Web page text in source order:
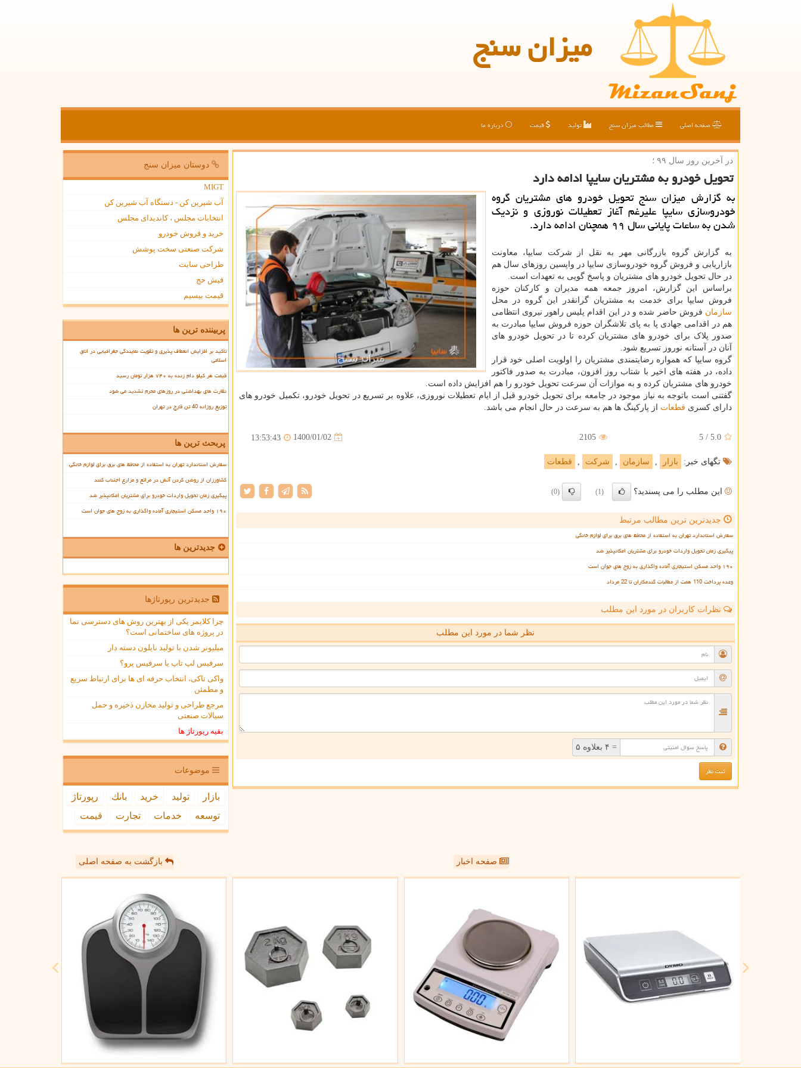
میزان سنج
صفحه اصلی مطالب میزان سنج تولید قیمت درباره ما
در آخرین روز سال ۹۹ ؛
تحویل خودرو به مشتریان سایپا ادامه دارد
به گزارش میزان سنج تحویل خودرو های مشتریان گروه
خودروسازی سایپا علیرغم آغاز تعطیلات نوروزی و نزدیک
شدن به ساعات پایانی سال ۹۹ همچنان ادامه دارد.
به گزارش گروه بازرگانی مهر به نقل از شرکت سایپا، معاونت
بازاریابی و فروش گروه خودروسازی سایپا در واپسین روزهای سال هم
در حال تحویل خودرو های مشتریان و پاسخ گویی به تعهدات است.
براساس این گزارش، امروز جمعه همه مدیران و کارکنان حوزه
فروش سایپا برای خدمت به مشتریان گرانقدر این گروه در محل
سازمان فروش حاضر شده و در این اقدام پلیس راهور نیروی انتظامی
هم در اقدامی جهادی پا به پای تلاشگران حوزه فروش سایپا مبادرت به
صدور پلاک برای خودرو های مشتریان کرده تا در تحویل خودرو های
آنان در آستانه نوروز تسریع شود.
گروه سایپا که همواره رضایتمندی مشتریان را اولویت اصلی خود قرار
داده، در هفته های اخیر با شتاب روز افزون، مبادرت به صدور فاکتور
خودرو های مشتریان کرده و به موازات آن سرعت تحویل خودرو را هم افزایش داده است.
گفتنی است باتوجه به نیاز موجود در جامعه برای تحویل خودرو قبل از ایام تعطیلات نوروزی، علاوه بر تسریع در تحویل خودرو، تکمیل خودرو های
دارای کسری قطعات از پارکینگ ها هم به سرعت در حال انجام می باشد.
5.0
/
5
2105
1400/01/02
13:53:43
تگهای خبر: بازار سازمان شركت قطعات
این مطلب را می پسندید؟ (1)
(0)
جدیدترین ترین مطالب مرتبط
سفارش استاندارد تهران به استفاده از محافظ های برق برای لوازم خانگی
پیگیری زمان تحویل واردات خودرو برای مشتریان امکانپذیر شد
۱۹۰ واحد مسکن استیجاری آماده واگذاری به زوج های جوان است
وعده پرداخت 110 همت از مطالبات گندمکاران تا 22 مرداد
نظرات کاربران در مورد این مطلب
نظر شما در مورد این مطلب
= ۴ بعلاوه ۵
دوستان میزان سنج
MIGT
آب شیرین کن - دستگاه آب شیرین کن
انتخابات مجلس ، کاندیدای مجلس
خرید و فروش خودرو
شرکت صنعتی سخت پوشش
طراحی سایت
فیش حج
قیمت بیسیم
پربیننده ترین ها
تأکید بر افزایش انعطاف پذیری و تقویت نمایندگی جغرافیایی در اتاق
اسلامی
قیمت هر کیلو دام زنده به ۷۴۰ هزار تومان رسید
نظارت های بهداشتی در روزهای محرم تشدید می شود
توزیع روزانه 40 تن قارچ در تهران
پربحث ترین ها
سفارش استاندارد تهران به استفاده از محافظ های برق برای لوازم خانگی
کشاورزان از روشن کردن آتش در مراتع و مزارع اجتناب کنند
پیگیری زمان تحویل واردات خودرو برای مشتریان امکانپذیر شد
۱۹۰ واحد مسکن استیجاری آماده واگذاری به زوج های جوان است
جدیدترین ها
جدیدترین رپورتاژها
چرا کلایمر یکی از بهترین روش های دسترسی نما
در پروژه های ساختمانی است؟
میلیونر شدن با تولید نایلون دسته دار
سرفیس لپ تاپ یا سرفیس پرو؟
واکی تاکی، انتخاب حرفه ای ها برای ارتباط سریع
و مطمئن
مرجع طراحی و تولید مخازن ذخیره و حمل
سیالات صنعتی
بقیه رپورتاژ ها
موضوعات
بازار تولید خرید بانك
رپورتاژ
توسعه
خدمات تجارت قیمت
صفحه اخبار بازگشت به صفحه اصلی